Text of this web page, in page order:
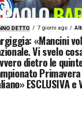
DETTO 7 giorni ago
«Mancini
Vi svelo
dietro le
ESCLUSIVA e